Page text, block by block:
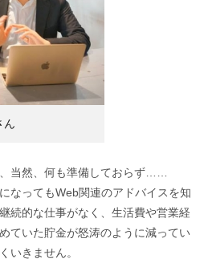
ん
当然、何も準備しておらず……
なってもWeb関連のアドバイスを知
続的な仕事がなく、生活費や営業経
ていた貯金が怒涛のように減ってい
いきません。